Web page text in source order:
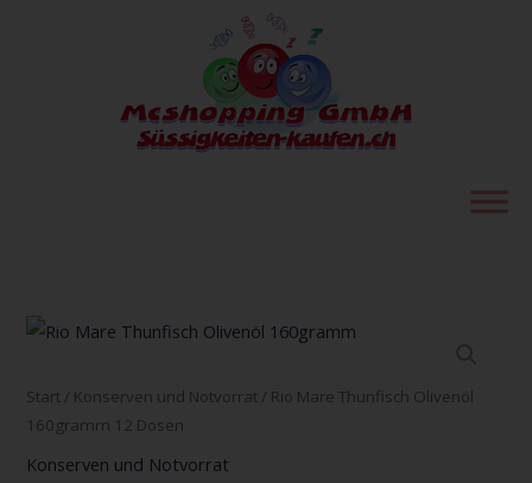
Start / Konserven und Notvorrat / Rio Mare Thunfisch Olivenöl
160gramm 12 Dosen
Konserven und Notvorrat
Rio
Thunfisch
Olivenöl
160gramm